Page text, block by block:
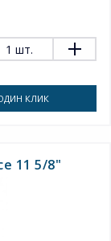
1 шт.
КЛИК
11 5/8"